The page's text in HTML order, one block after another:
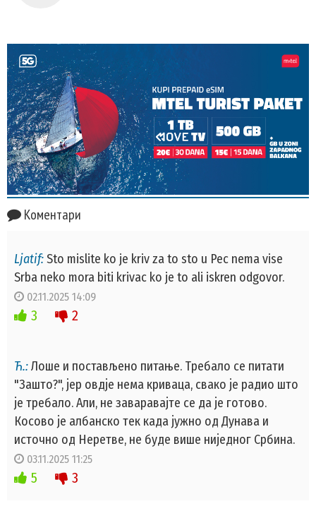
Коментари
Ljatif:Sto mislite ko je kriv za to sto u Pec nema vise
Srba neko mora biti krivac ko je to ali iskren odgovor.
02.11.2025 14:09
3 2
Ћ.:Лоше и постављено питање. Требало се питати
"Зашто?", јер овдје нема криваца, свако је радио што
је требало. Али, не заваравајте се да је готово.
Косово је албанско тек када јужно од Дунава и
источно од Неретве, не буде више ниједног Србина.
03.11.2025 11:25
5 3